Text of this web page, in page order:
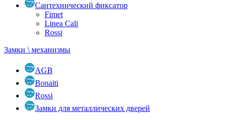
Сантехнический фиксатор
Fimet
Linea Cali
Rossi
Замки \ механизмы
AGB
Bonaiti
Rossi
Замки для металлических дверей